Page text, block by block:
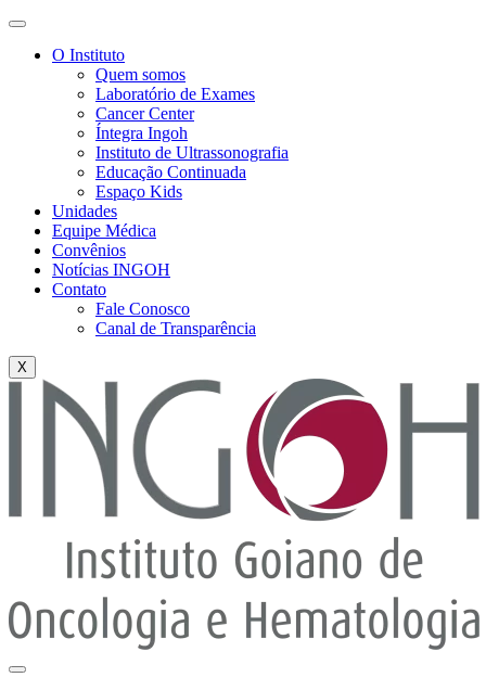
O Instituto
Quem somos
Laboratório de Exames
Cancer Center
Íntegra Ingoh
Instituto de Ultrassonografia
Educação Continuada
Espaço Kids
Unidades
Equipe Médica
Convênios
Notícias INGOH
Contato
Fale Conosco
Canal de Transparência
X